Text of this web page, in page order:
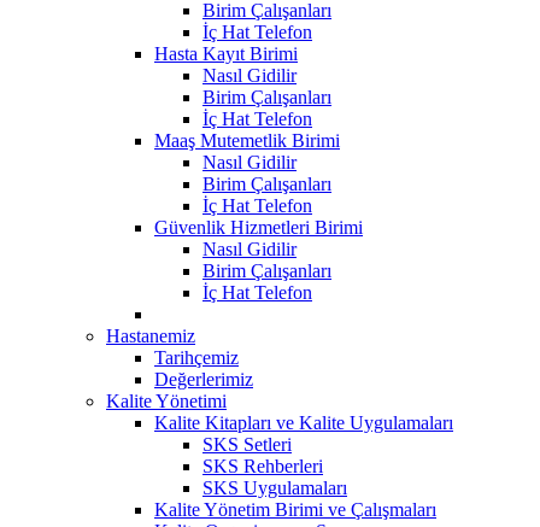
Birim Çalışanları
İç Hat Telefon
Hasta Kayıt Birimi
Nasıl Gidilir
Birim Çalışanları
İç Hat Telefon
Maaş Mutemetlik Birimi
Nasıl Gidilir
Birim Çalışanları
İç Hat Telefon
Güvenlik Hizmetleri Birimi
Nasıl Gidilir
Birim Çalışanları
İç Hat Telefon
Hastanemiz
Tarihçemiz
Değerlerimiz
Kalite Yönetimi
Kalite Kitapları ve Kalite Uygulamaları
SKS Setleri
SKS Rehberleri
SKS Uygulamaları
Kalite Yönetim Birimi ve Çalışmaları